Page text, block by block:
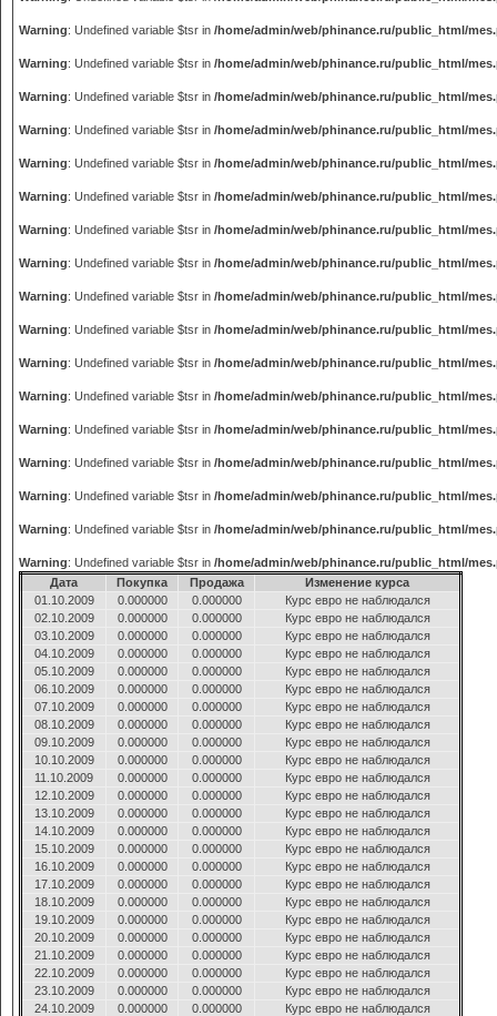
Warning: Undefined variable $tsr in /home/admin/web/phinance.ru/public_html/
Warning: Undefined variable $tsr in /home/admin/web/phinance.ru/public_html/
Warning: Undefined variable $tsr in /home/admin/web/phinance.ru/public_html/
Warning: Undefined variable $tsr in /home/admin/web/phinance.ru/public_html/
Warning: Undefined variable $tsr in /home/admin/web/phinance.ru/public_html/
Warning: Undefined variable $tsr in /home/admin/web/phinance.ru/public_html/
Warning: Undefined variable $tsr in /home/admin/web/phinance.ru/public_html/
Warning: Undefined variable $tsr in /home/admin/web/phinance.ru/public_html/
Warning: Undefined variable $tsr in /home/admin/web/phinance.ru/public_html/
Warning: Undefined variable $tsr in /home/admin/web/phinance.ru/public_html/
Warning: Undefined variable $tsr in /home/admin/web/phinance.ru/public_html/
Warning: Undefined variable $tsr in /home/admin/web/phinance.ru/public_html/
Warning: Undefined variable $tsr in /home/admin/web/phinance.ru/public_html/
Warning: Undefined variable $tsr in /home/admin/web/phinance.ru/public_html/
Warning: Undefined variable $tsr in /home/admin/web/phinance.ru/public_html/
Warning: Undefined variable $tsr in /home/admin/web/phinance.ru/public_html/
Warning: Undefined variable $tsr in /home/admin/web/phinance.ru/public_html/
Дата
Покупка Продажа
Изменение курса
01.10.2009
0.000000 0.000000
Курс евро не наблюдался
02.10.2009
0.000000 0.000000
Курс евро не наблюдался
03.10.2009
0.000000 0.000000
Курс евро не наблюдался
04.10.2009
0.000000 0.000000
Курс евро не наблюдался
05.10.2009
0.000000 0.000000
Курс евро не наблюдался
06.10.2009
0.000000 0.000000
Курс евро не наблюдался
07.10.2009
0.000000 0.000000
Курс евро не наблюдался
08.10.2009
0.000000 0.000000
Курс евро не наблюдался
09.10.2009
0.000000 0.000000
Курс евро не наблюдался
10.10.2009
0.000000 0.000000
Курс евро не наблюдался
11.10.2009
0.000000 0.000000
Курс евро не наблюдался
12.10.2009
0.000000 0.000000
Курс евро не наблюдался
13.10.2009
0.000000 0.000000
Курс евро не наблюдался
14.10.2009
0.000000 0.000000
Курс евро не наблюдался
15.10.2009
0.000000 0.000000
Курс евро не наблюдался
16.10.2009
0.000000 0.000000
Курс евро не наблюдался
17.10.2009
0.000000 0.000000
Курс евро не наблюдался
18.10.2009
0.000000 0.000000
Курс евро не наблюдался
19.10.2009
0.000000 0.000000
Курс евро не наблюдался
20.10.2009
0.000000 0.000000
Курс евро не наблюдался
21.10.2009
0.000000 0.000000
Курс евро не наблюдался
22.10.2009
0.000000 0.000000
Курс евро не наблюдался
23.10.2009
0.000000 0.000000
Курс евро не наблюдался
24.10.2009
0.000000 0.000000
Курс евро не наблюдался